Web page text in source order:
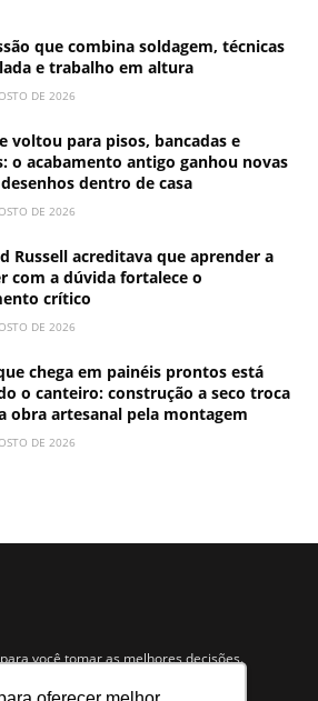
que combina soldagem, técnicas
e trabalho em altura
DE 2026
voltou para pisos, bancadas e
o acabamento antigo ganhou novas
dentro de casa
DE 2026
Russell acreditava que aprender a
com a dúvida fortalece o
crítico
DE 2026
chega em painéis prontos está
o canteiro: construção a seco troca
obra artesanal pela montagem
DE 2026
você tomar as melhores decisões.